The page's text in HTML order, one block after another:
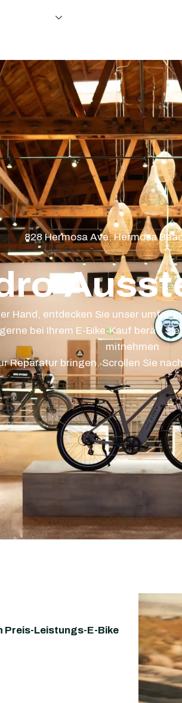
828 Hermosa Ave, Hermosa
Hand, entdecken Sie unser
bei Ihrem E-Bike-Kauf berät.
mitnehmen
Reparatur bringen. Scrollen Sie
Preis-Leistungs-E-Bike